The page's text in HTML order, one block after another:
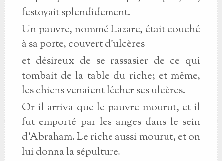
festoyait splendidement.
Un pauvre, nommé Lazare, était couché
à sa porte, couvert d'ulcères
et désireux de se rassasier de ce qui
tombait de la table du riche; et même,
les chiens venaient lécher ses ulcères.
Or il arriva que le pauvre mourut, et il
fut emporté par les anges dans le sein
d'Abraham. Le riche aussi mourut, et on
lui donna la sépulture.